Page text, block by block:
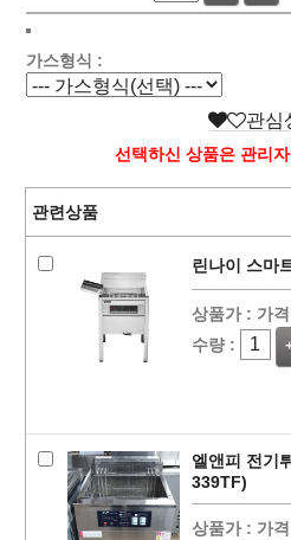
가스형식 :
관심
선택하신 상품은 관리
관련상품
린나이 스마
상품가 : 가
수량 :
엘앤피 전기
339TF)
상품가 : 가